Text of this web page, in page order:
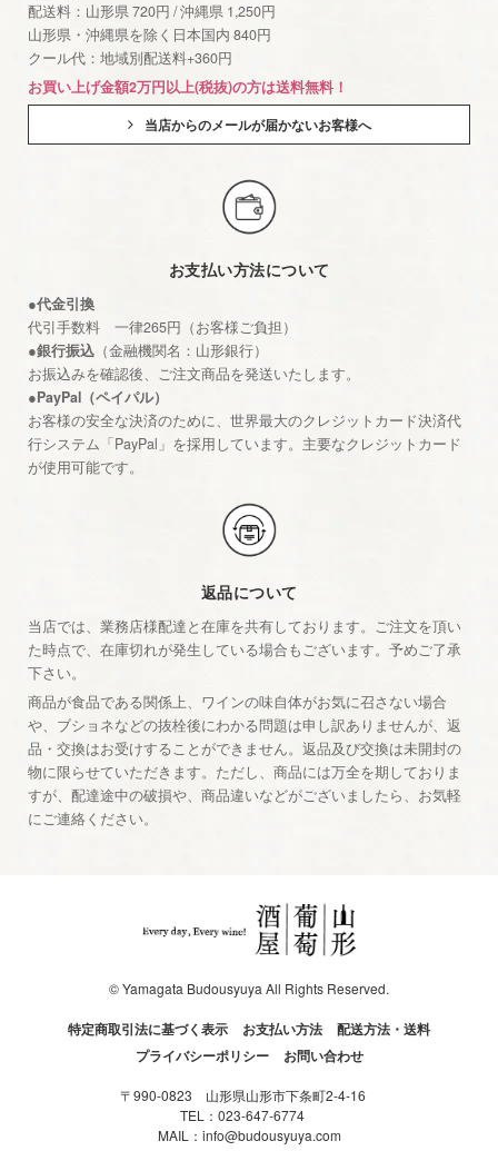
配送料：山形県 720円 / 沖縄県 1,250円
山形県・沖縄県を除く日本国内 840円
クール代：地域別配送料+360円
お買い上げ金額2万円以上(税抜)の方は送料無料！
当店からのメールが届かないお客様へ
お支払い方法について
●代金引換
代引手数料 一律265円（お客様ご負担）
●銀行振込 （金融機関名：山形銀行）
お振込みを確認後、ご注文商品を発送いたします。
●PayPal（ペイパル）
お客様の安全な決済のために、世界最大のクレジットカード決済代
行システム「PayPal」を採用しています。主要なクレジットカード
が使用可能です。
返品について
当店では、業務店様配達と在庫を共有しております。ご注文を頂い
た時点で、在庫切れが発生している場合もございます。予めご了承
下さい。
商品が食品である関係上、ワインの味自体がお気に召さない場合
や、ブショネなどの抜栓後にわかる問題は申し訳ありませんが、返
品・交換はお受けすることができません。返品及び交換は未開封の
物に限らせていただきます。ただし、商品には万全を期しておりま
すが、配達途中の破損や、商品違いなどがございましたら、お気軽
にご連絡ください。
© Yamagata Budousyuya All Rights Reserved.
特定商取引法に基づく表示 お支払い方法
配送方法・送料
プライバシーポリシー
お問い合わせ
〒990-0823 山形県山形市下条町2-4-16
TEL： 023-647-6774
MAIL： info@budousyuya.com